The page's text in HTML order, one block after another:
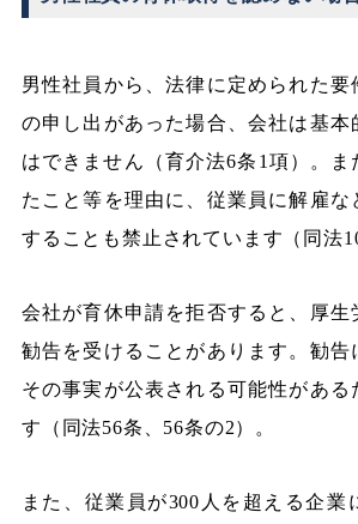
男性社員から、法律に定められた要
の申し出があった場合、会社は基本
はできません（育介法6条1項）。ま
たこと等を理由に、従業員に解雇な
することも禁止されています（同法
会社が育休申請を拒否すると、厚生
勧告を受けることがあります。勧告
その事実が公表される可能性がある
す（同法56条、56条の2）。
また、従業員が300人を超える企業